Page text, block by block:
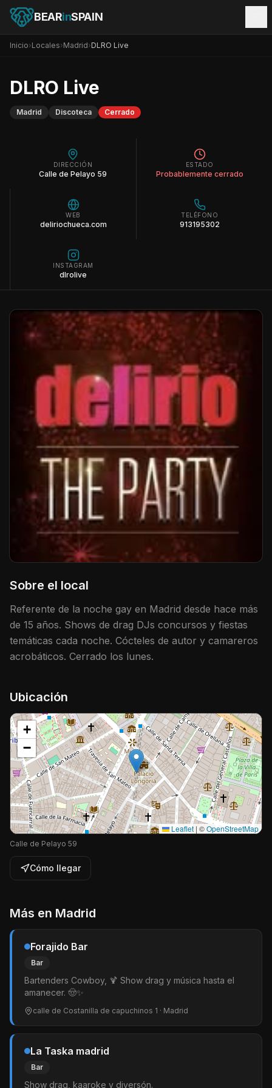
BEARinSPAIN
Inicio›Locales›Madrid›DLRO Live
DLRO Live
Madrid Discoteca Cerrado
DIRECCIÓN
Calle de Pelayo 59
ESTADO
Probablemente cerrado
WEB
deliriochueca.com
TELÉFONO
913195302
INSTAGRAM
dlrolive
Sobre el local
Referente de la noche gay en Madrid desde hace más
de 15 años. Shows de drag DJs concursos y fiestas
temáticas cada noche. Cócteles de autor y camareros
acrobáticos. Cerrado los lunes.
Ubicación
+
−
Leaflet | ©OpenStreetMap
Calle de Pelayo 59
Cómo llegar
Más en Madrid
Forajido Bar
Bar
Bartenders Cowboy, 🍹 Show drag y música hasta el
amanecer. 🤠✨
calle de Costanilla de capuchinos 1 · Madrid
La Taska madrid
Bar
Show drag, kaaroke y diversón.